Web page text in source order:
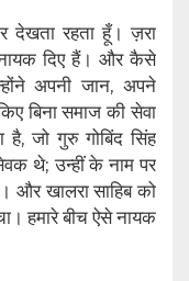
देखता रहता हूँ। ज़रा
दिए हैं। और कैसे
अपनी जान, अपने
बिना समाज की सेवा
जो गुरु गोबिंद सिंह
थे; उन्हीं के नाम पर
और खालरा साहिब को
हमारे बीच ऐसे नायक